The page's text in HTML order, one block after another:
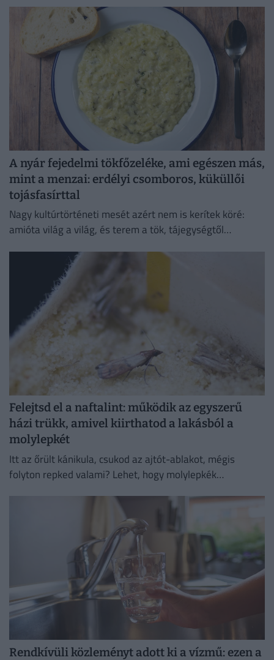
A nyár fejedelmi tökfőzeléke, ami egészen más,
mint a menzai: erdélyi csomboros, küküllői
tojásfasírttal
Nagy kultúrtörténeti mesét azért nem is kerítek köré:
amióta világ a világ, és terem a tök, tájegységtől
Felejtsd el a naftalint: működik az egyszerű
házi trükk, amivel kiirthatod a lakásból a
molylepkét
Itt az őrült kánikula, csukod az ajtót-ablakot, mégis
folyton repked valami? Lehet, hogy molylepkék
Rendkívüli közleményt adott ki a vízmű: ezen a